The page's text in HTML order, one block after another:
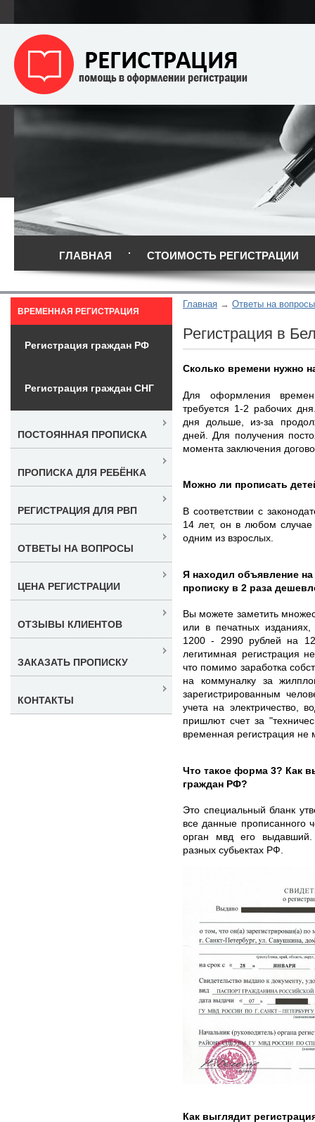
ГЛАВНАЯ СТОИМОСТЬ РЕГИСТРАЦИИ
Главная Ответы на
Регистрация в
Сколько времени нужно
Для оформления
требуется 1-2 рабочих
дня дольше, из-за
дней. Для получения
момента заключения
Можно ли прописать
В соответствии с
14 лет, он в любом
одним из взрослых.
Я находил объявление
прописку в 2 раза
Вы можете заметить
или в печатных изданиях,
1200 - 2990 рублей на
легитимная регистрация
что помимо заработка
на коммуналку за
зарегистрированным
учета на электричество,
пришлют счет за
временная регистрация
Что такое форма 3? Как
граждан РФ?
Это специальный бланк
все данные прописанного
орган мвд его
разных субьектах РФ.
Как выглядит
ВРЕМЕННАЯ РЕГИСТРАЦИЯ
Регистрация граждан РФ
Регистрация граждан СНГ
ПОСТОЯННАЯ ПРОПИСКА
ПРОПИСКА ДЛЯ РЕБЁНКА
РЕГИСТРАЦИЯ ДЛЯ РВП
ОТВЕТЫ НА ВОПРОСЫ
ЦЕНА РЕГИСТРАЦИИ
ОТЗЫВЫ КЛИЕНТОВ
ЗАКАЗАТЬ ПРОПИСКУ
КОНТАКТЫ